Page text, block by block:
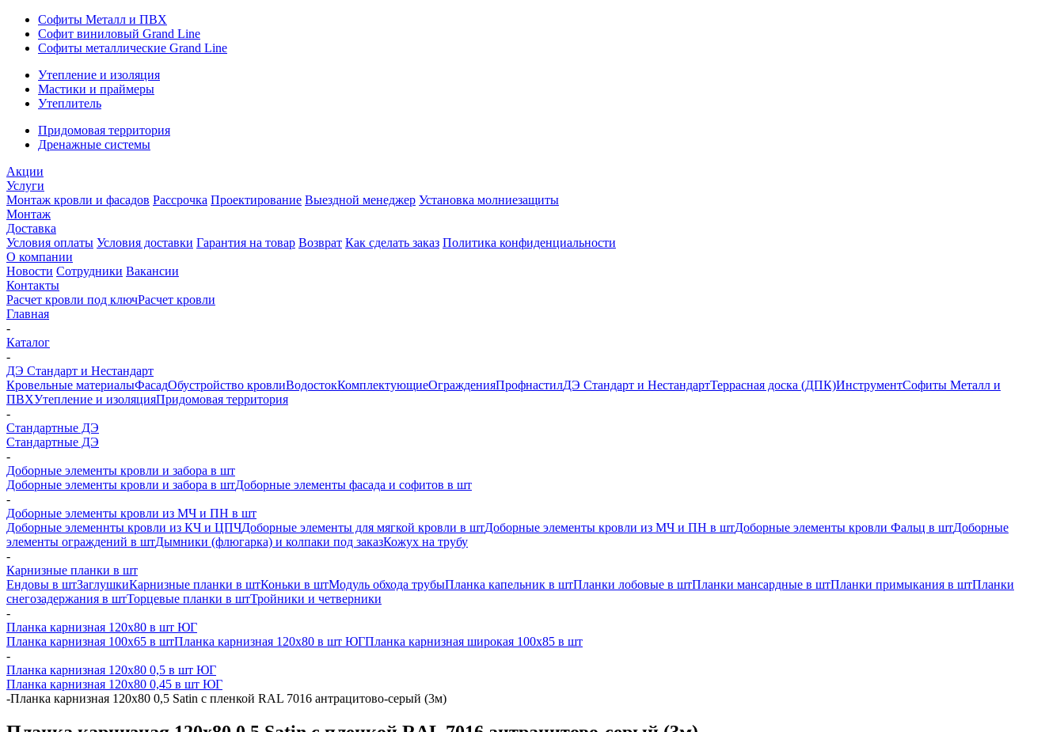
Софиты Металл и ПВХ
Софит виниловый Grand Line
Софиты металлические Grand Line
Утепление и изоляция
Мастики и праймеры
Утеплитель
Придомовая территория
Дренажные системы
Акции
Услуги
Монтаж кровли и фасадов Рассрочка Проектирование Выездной менеджер Установка молниезащиты
Монтаж
Доставка
Условия оплаты Условия доставки Гарантия на товар Возврат Как сделать заказ Политика конфиденциальности
О компании
Новости Сотрудники Вакансии
Контакты
Расчет кровли под ключРасчет кровли
Главная
-
Каталог
-
ДЭ Стандарт и Нестандарт
Кровельные материалыФасадОбустройство кровлиВодостокКомплектующиеОгражденияПрофнастилДЭ Стандарт и НестандартТеррасная доска (ДПК)ИнструментСофиты Металл и
ПВХУтепление и изоляцияПридомовая территория
-
Стандартные ДЭ
Стандартные ДЭ
-
Доборные элементы кровли и забора в шт
Доборные элементы кровли и забора в штДоборные элементы фасада и софитов в шт
-
Доборные элементы кровли из МЧ и ПН в шт
Доборные элеменнты кровли из КЧ и ЦПЧДоборные элементы для мягкой кровли в штДоборные элементы кровли из МЧ и ПН в штДоборные элементы кровли Фальц в штДоборные
элементы ограждений в штДымники (флюгарка) и колпаки под заказКожух на трубу
-
Карнизные планки в шт
Ендовы в штЗаглушкиКарнизные планки в штКоньки в штМодуль обхода трубыПланка капельник в штПланки лобовые в штПланки мансардные в штПланки примыкания в штПланки
снегозадержания в штТорцевые планки в штТройники и четверники
-
Планка карнизная 120х80 в шт ЮГ
Планка карнизная 100х65 в штПланка карнизная 120х80 в шт ЮГПланка карнизная широкая 100х85 в шт
-
Планка карнизная 120х80 0,5 в шт ЮГ
Планка карнизная 120х80 0,45 в шт ЮГ
-Планка карнизная 120х80 0,5 Satin с пленкой RAL 7016 антрацитово-серый (3м)